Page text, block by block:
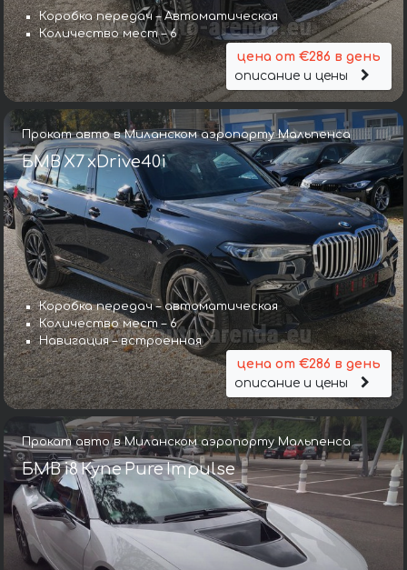
Коробка передач – Автоматическая
Количество мест – 6
цена от €286 в день
описание и цены
Прокат авто в Миланском аэропорту Мальпенса
БМВ X7 xDrive40i
Коробка передач – автоматическая
Количество мест – 6
Навигация – встроенная
цена от €286 в день
описание и цены
Прокат авто в Миланском аэропорту Мальпенса
БМВ i8 Купе Pure Impulse